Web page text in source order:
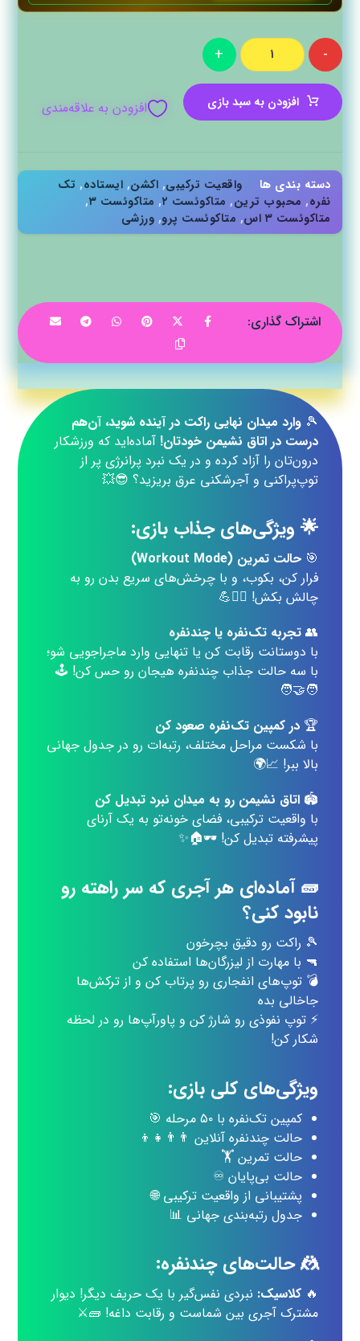
-
+
افزودن به سبد بازی افزودن به علاقه‌مندی
دسته بندی ها واقعیت ترکیبی, اکشن, ایستاده, تک
نفره, محبوب ترین, متاکوئست ۲ , متاکوئست ۳
,
متاکوئست ۳ اس
, متاکوئست پرو, ورزشی
🎾وارد میدان نهایی راکت در آینده شوید، آن‌هم
درست در اتاق نشیمن خودتان! آماده‌اید که ورزشکار
درون‌تان را آزاد کرده و در یک نبرد پرانرژی پر از
توپ‌پراکنی و آجرشکنی عرق بریزید؟ 😎💥
🌟 ویژگی‌های جذاب بازی:
🎯حالت تمرین (Workout Mode)
فرار کن، بکوب، و با چرخش‌های سریع بدن رو به
چالش بکش! 🏃‍♀️💪
👥تجربه تک‌نفره یا چندنفره
با دوستانت رقابت کن یا تنهایی وارد ماجراجویی شو؛
با سه حالت جذاب چندنفره هیجان رو حس کن! 🕹️
🧑‍🤝‍🧑
🏆در کمپین تک‌نفره صعود کن
با شکست مراحل مختلف، رتبه‌ات رو در جدول جهانی
بالا ببر! 📈🌍
🏟اتاق نشیمن رو به میدان نبرد تبدیل کن
با واقعیت ترکیبی، فضای خونه‌تو به یک آرنای
پیشرفته تبدیل کن! 🕶🏠✨
🧱 آماده‌ای هر آجری که سر راهته رو
نابود کنی؟
🎾 راکت رو دقیق بچرخون
🔫 با مهارت از لیزرگان‌ها استفاده کن
💣 توپ‌های انفجاری رو پرتاب کن و از ترکش‌ها
جاخالی بده
⚡ توپ نفوذی رو شارژ کن و پاورآپ‌ها رو در لحظه
شکار کن!
ویژگی‌های کلی بازی:
کمپین تک‌نفره با ۵۰ مرحله 🎯
حالت چندنفره آنلاین 👨‍👨‍👧‍👦
حالت تمرین 🏋️
حالت بی‌پایان ♾
پشتیبانی از واقعیت ترکیبی 🌐
جدول رتبه‌بندی جهانی 📊
🤼حالت‌های چندنفره:
🔥کلاسیک: نبردی نفس‌گیر با یک حریف دیگر! دیوار
مشترک آجری بین شماست و رقابت داغه! 🧱⚔️